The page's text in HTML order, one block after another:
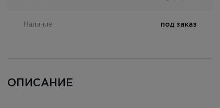
Наличие под заказ
ОПИСАНИЕ